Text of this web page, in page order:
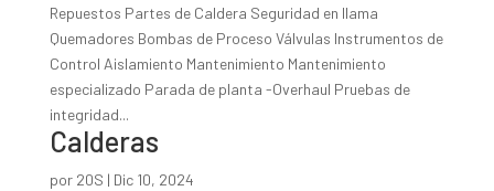
Repuestos Partes de Caldera Seguridad en llama
Quemadores Bombas de Proceso Válvulas Instrumentos de
Control Aislamiento Mantenimiento Mantenimiento
especializado Parada de planta -Overhaul Pruebas de
integridad...
Calderas
por 20S | Dic 10, 2024